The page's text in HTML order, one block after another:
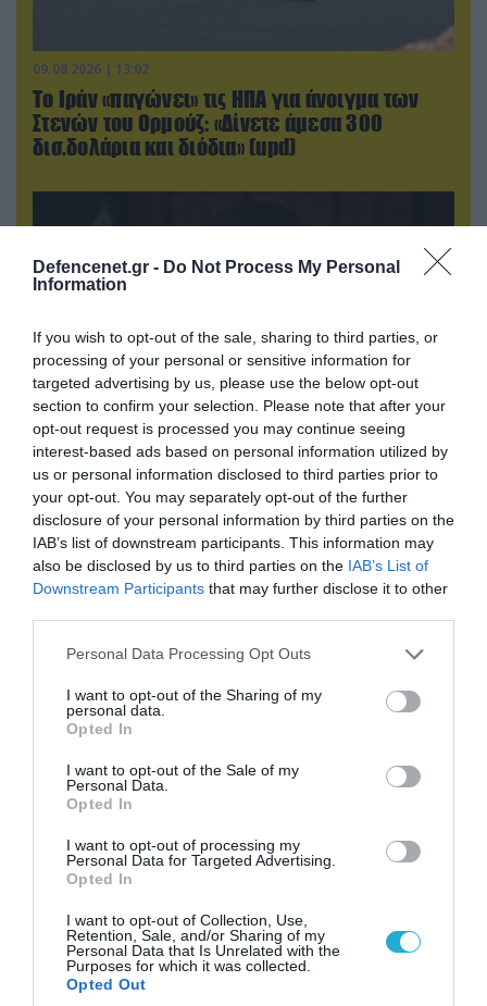
Defencenet.gr - Do Not Process My Personal
Information
If you wish to opt-out of the sale, sharing to third parties, or
processing of your personal or sensitive information for
targeted advertising by us, please use the below opt-out
section to confirm your selection. Please note that after your
opt-out request is processed you may continue seeing
interest-based ads based on personal information utilized by
us or personal information disclosed to third parties prior to
your opt-out. You may separately opt-out of the further
disclosure of your personal information by third parties on the
IAB’s list of downstream participants. This information may
also be disclosed by us to third parties on the IAB’s List of
Downstream Participants that may further disclose it to other
Please note that this website/app uses one or more Google
not limited to your visit or usage behaviour. You may click to
grant or deny consent to Google and its third-party tags to
use your data for below specified purposes in below Google
consent section.
Personal Data Processing Opt Outs
I want to opt-out of the Sharing of my
personal data.
Opted In
I want to opt-out of the Sale of my
Personal Data.
Opted In
I want to opt-out of processing my
Personal Data for Targeted Advertising.
Opted In
I want to opt-out of Collection, Use,
Retention, Sale, and/or Sharing of my
Personal Data that Is Unrelated with the
Purposes for which it was collected.
Opted Out
09.08.2026 | 13:02
Το Ιράν «παγώνει» τις ΗΠΑ για άνοιγμα των
Στενών του Ορμούζ: «Δίνετε άμεσα 300
δισ.δολάρια και διόδια» (upd)
09.08.2026 | 18:02
Το Ιράν δημοσίευσε βίντεο με τον Μοτζτάμπα
Χαμενεΐ
Η κυβέρνηση έτοιμη να στείλει AH-64D Apache
στα ΗΑΕ για να αντιμετωπίσουν ιρανικά drone